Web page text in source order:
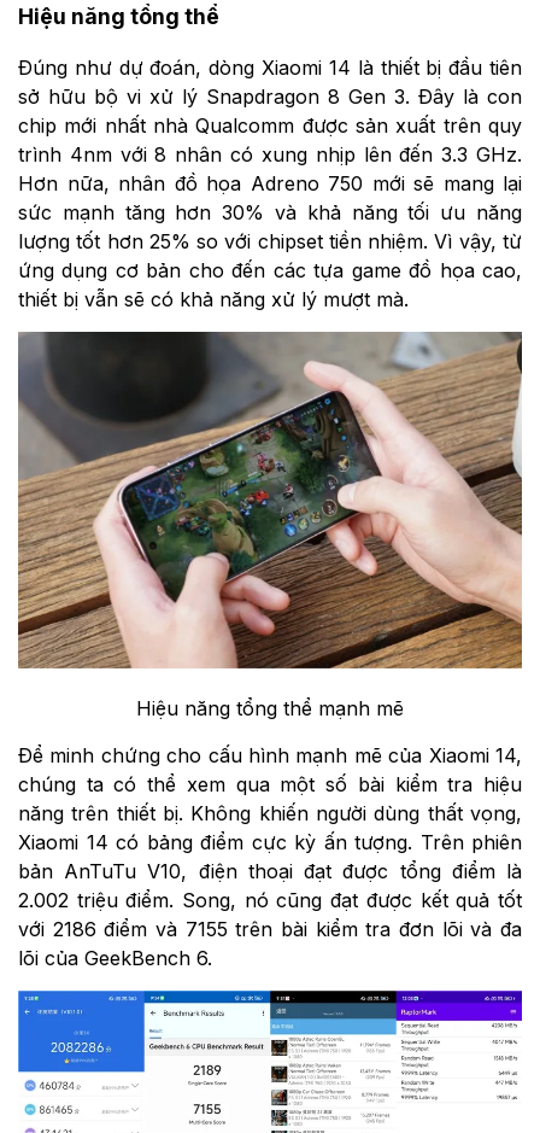
Hiệu năng tổng thể
Đúng như dự đoán, dòng Xiaomi 14 là thiết bị đầu tiên
sở hữu bộ vi xử lý Snapdragon 8 Gen 3. Đây là con
chip mới nhất nhà Qualcomm được sản xuất trên quy
trình 4nm với 8 nhân có xung nhịp lên đến 3.3 GHz.
Hơn nữa, nhân đồ họa Adreno 750 mới sẽ mang lại
sức mạnh tăng hơn 30% và khả năng tối ưu năng
lượng tốt hơn 25% so với chipset tiền nhiệm. Vì vậy, từ
ứng dụng cơ bản cho đến các tựa game đồ họa cao,
thiết bị vẫn sẽ có khả năng xử lý mượt mà.
Hiệu năng tổng thể mạnh mẽ
Để minh chứng cho cấu hình mạnh mẽ của Xiaomi 14,
chúng ta có thể xem qua một số bài kiểm tra hiệu
năng trên thiết bị. Không khiến người dùng thất vọng,
Xiaomi 14 có bảng điểm cực kỳ ấn tượng. Trên phiên
bản AnTuTu V10, điện thoại đạt được tổng điểm là
2.002 triệu điểm. Song, nó cũng đạt được kết quả tốt
với 2186 điểm và 7155 trên bài kiểm tra đơn lõi và đa
lõi của GeekBench 6.